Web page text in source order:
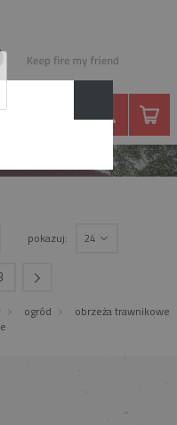
pokazuj: 24
ogród
obrzeża trawnikowe